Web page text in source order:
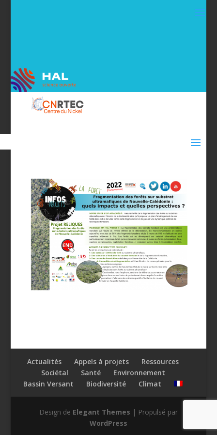
Actualités Appels à projets
Ressources
Sociétal
Santé
Environnement
Bassin Versant
Biodiversité Climat
Design de Elegant Themes | Propulsé par
WordPress